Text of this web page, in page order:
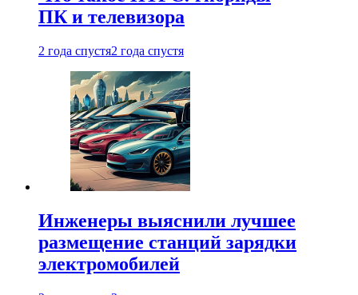
ПК и телевизора
2 года спустя2 года спустя
Инженеры выяснили лучшее
размещение станций зарядки
электромобилей